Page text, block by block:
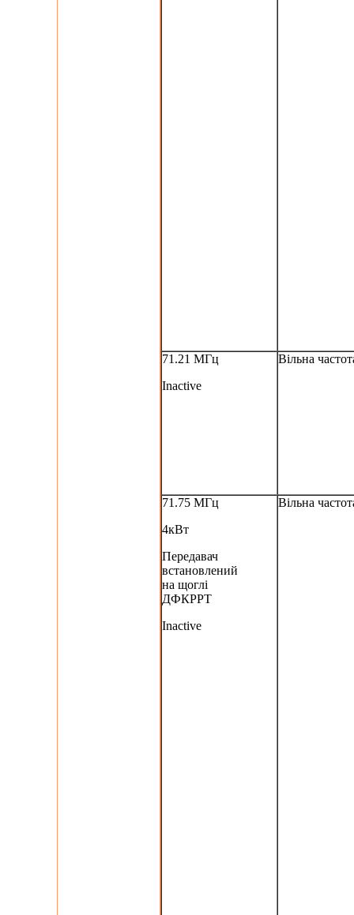
71.21 МГц
Inactive
Вільна
71.75 МГц
4кВт
Передавач
встановлений
на щоглі
ДФКРРТ
Inactive
Вільна